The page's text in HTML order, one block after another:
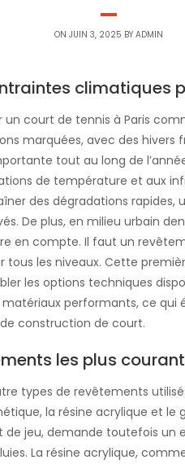
ON JUIN 3, 2025 BY ADMIN
climatiques
court de tennis à Paris
marquées, avec des hivers
tout au long de
de température et aux
des dégradations rapides,
De plus, en milieu urbain
en compte. Il faut un
les niveaux. Cette
les options techniques
performants, ce qui
construction de court.
les plus
types de revêtements
la résine acrylique et le
jeu, demande toutefois un
La résine acrylique,